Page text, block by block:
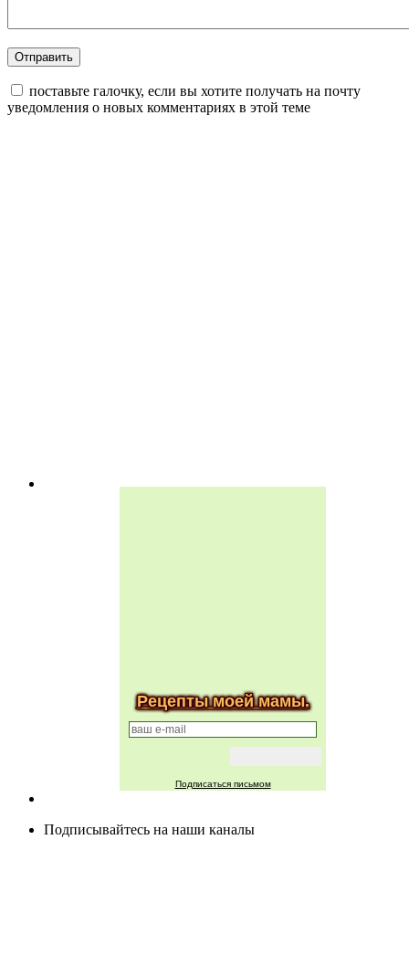
поставьте галочку, если вы хотите получать на почту
уведомления о новых комментариях в этой теме
Рецепты моей мамы.
Подписаться письмом
Подписывайтесь на наши каналы